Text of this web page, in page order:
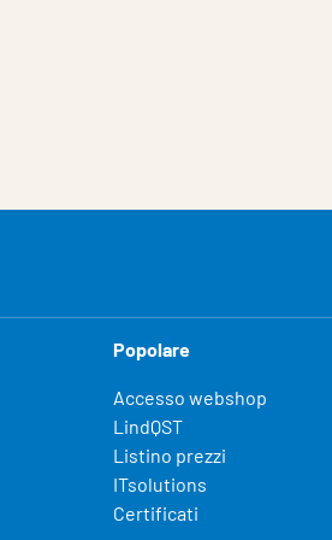
Popolare
Accesso webshop
LindQST
Listino prezzi
ITsolutions
Certificati